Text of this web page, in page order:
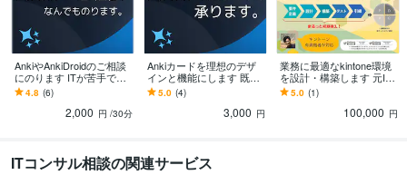
AnkiやAnkiDroidのご相談
にのります ITが苦手でも
大丈夫。記憶の定着を加
速させます
4.8 (6)
2,000 円 /30分
Ankiカードを理想のデザ
インと機能にします 既存
カードに不満な方へ、プ
ロがカスタマイズ！
5.0 (4)
3,000 円
業務に最適なkintone環境
を設計・構築します 元IT
インフラエンジニアが運
用を見据えて初期構築し
5.0 (1)
100,000 円
ITコンサル相談の関連サービス